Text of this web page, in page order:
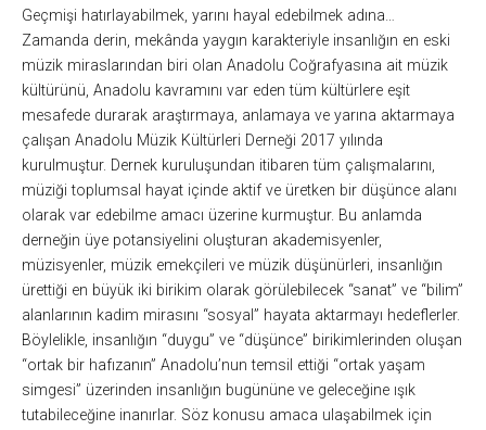
Geçmişi hatırlayabilmek, yarını hayal edebilmek adına…
Zamanda derin, mekânda yaygın karakteriyle insanlığın en eski
müzik miraslarından biri olan Anadolu Coğrafyasına ait müzik
kültürünü, Anadolu kavramını var eden tüm kültürlere eşit
mesafede durarak araştırmaya, anlamaya ve yarına aktarmaya
çalışan Anadolu Müzik Kültürleri Derneği 2017 yılında
kurulmuştur. Dernek kuruluşundan itibaren tüm çalışmalarını,
müziği toplumsal hayat içinde aktif ve üretken bir düşünce alanı
olarak var edebilme amacı üzerine kurmuştur. Bu anlamda
derneğin üye potansiyelini oluşturan akademisyenler,
müzisyenler, müzik emekçileri ve müzik düşünürleri, insanlığın
ürettiği en büyük iki birikim olarak görülebilecek “sanat” ve “bilim”
alanlarının kadim mirasını “sosyal” hayata aktarmayı hedeflerler.
Böylelikle, insanlığın “duygu” ve “düşünce” birikimlerinden oluşan
“ortak bir hafızanın” Anadolu’nun temsil ettiği “ortak yaşam
simgesi” üzerinden insanlığın bugününe ve geleceğine ışık
tutabileceğine inanırlar. Söz konusu amaca ulaşabilmek için